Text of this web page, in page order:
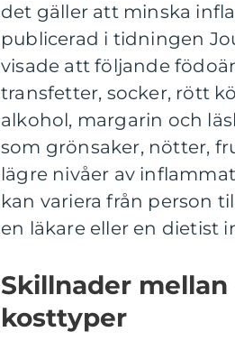
det gäller att minska
publicerad i tidningen
visade att följande
transfetter, socker, rött
alkohol, margarin och
som grönsaker, nötter,
lägre nivåer av
kan variera från person
en läkare eller en dietist
Skillnader
kosttyper